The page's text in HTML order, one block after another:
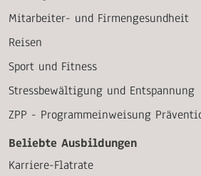
Mitarbeiter- und Firmengesundheit
Reisen
Sport und Fitness
Stressbewältigung und Entspannung
ZPP - Programmeinweisung
Beliebte Ausbildungen
Karriere-Flatrate